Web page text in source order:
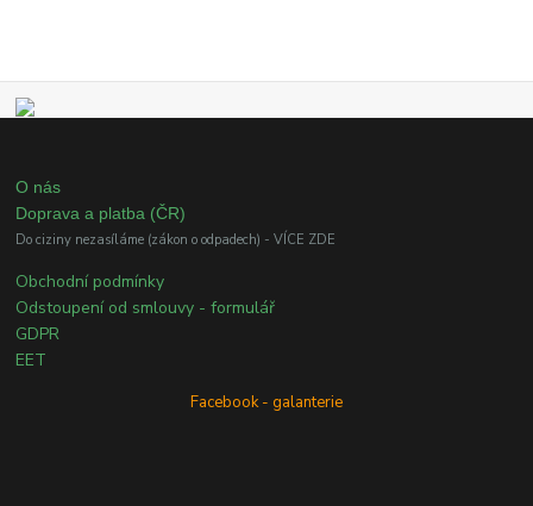
O nás
Doprava a platba (ČR)
Do ciziny nezasíláme (zákon o odpadech) - VÍCE ZDE
Obchodní podmínky
Odstoupení od smlouvy - formulář
GDPR
EET
Facebook - galanterie